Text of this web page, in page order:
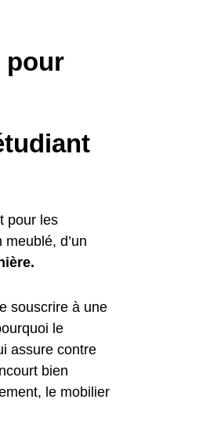
pour
pour les
d’un
souscrire à une
le
assure contre
bien
le mobilier